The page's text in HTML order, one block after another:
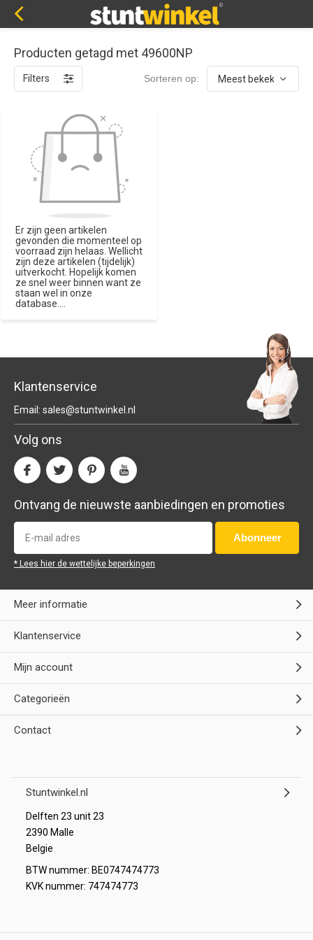
Producten getagd met 49600NP
Filters Sorteren op:
Er zijn geen artikelen
gevonden die momenteel op
voorraad zijn helaas. Wellicht
zijn deze artikelen (tijdelijk)
uitverkocht. Hopelijk komen
ze snel weer binnen want ze
staan wel in onze
database....
Klantenservice
Email: sales@stuntwinkel.nl
Volg ons
Ontvang de nieuwste aanbiedingen en promoties
Abonneer
* Lees hier de wettelijke beperkingen
Meer informatie
Klantenservice
Mijn account
Categorieën
Contact
Stuntwinkel.nl
Delften 23 unit 23
2390 Malle
Belgie
BTW nummer: BE0747474773
KVK nummer: 747474773